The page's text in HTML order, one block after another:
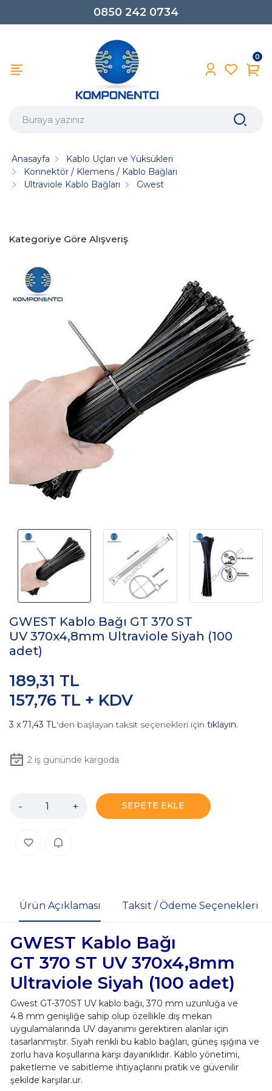
0850 242 0734
0
Anasayfa
Kablo Uçları ve Yüksükleri
Konnektör / Klemens / Kablo Bağları
Ultraviole Kablo Bağları
Gwest
Kategoriye Göre Alışveriş
GWEST Kablo Bağı GT 370 ST
UV 370x4,8mm Ultraviole Siyah (100
adet)
157,76 TL + KDV
189,31 TL
71,43 TL'den başlayan taksit seçenekleri için tıklayın.
2iş gününde kargoda
- + SEPETE EKLE
Ürün Açıklaması Taksit / Ödeme Seçenekleri
GWEST Kablo Bağı
GT 370 ST UV 370x4,8mm
Ultraviole Siyah (100 adet)
Gwest GT-370ST UV kablo bağı, 370 mm uzunluğa ve
4.8 mm genişliğe sahip olup özellikle dış mekan
uygulamalarında UV dayanımı gerektiren alanlar için
tasarlanmıştır. Siyah renkli bu kablo bağları, güneş ışığına ve
zorlu hava koşullarına karşı dayanıklıdır. Kablo yönetimi,
paketleme ve sabitleme ihtiyaçlarını pratik ve güvenilir
şekilde karşılar.ur.